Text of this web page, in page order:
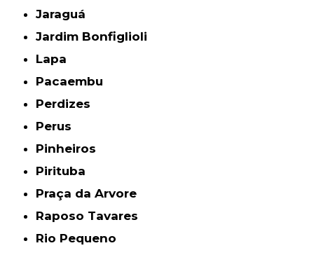
Jaraguá
Jardim Bonfiglioli
Lapa
Pacaembu
Perdizes
Perus
Pinheiros
Pirituba
Praça da Arvore
Raposo Tavares
Rio Pequeno